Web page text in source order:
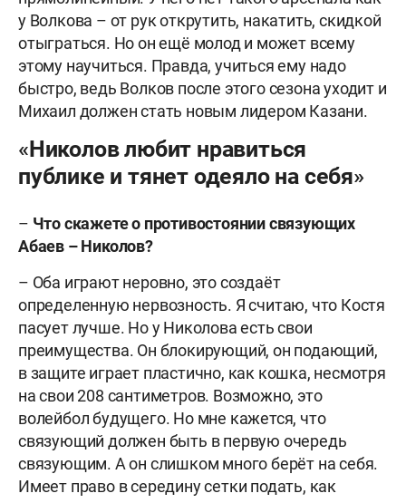
у Волкова – от рук открутить, накатить, скидкой
отыграться. Но он ещё молод и может всему
этому научиться. Правда, учиться ему надо
быстро, ведь Волков после этого сезона уходит и
Михаил должен стать новым лидером Казани.
«Николов любит нравиться
публике и тянет одеяло на себя»
– Что скажете о противостоянии связующих
Абаев – Николов?
– Оба играют неровно, это создаёт
определенную нервозность. Я считаю, что Костя
пасует лучше. Но у Николова есть свои
преимущества. Он блокирующий, он подающий,
в защите играет пластично, как кошка, несмотря
на свои 208 сантиметров. Возможно, это
волейбол будущего. Но мне кажется, что
связующий должен быть в первую очередь
связующим. А он слишком много берёт на себя.
Имеет право в середину сетки подать, как